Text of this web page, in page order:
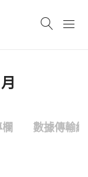
數據傳輸線